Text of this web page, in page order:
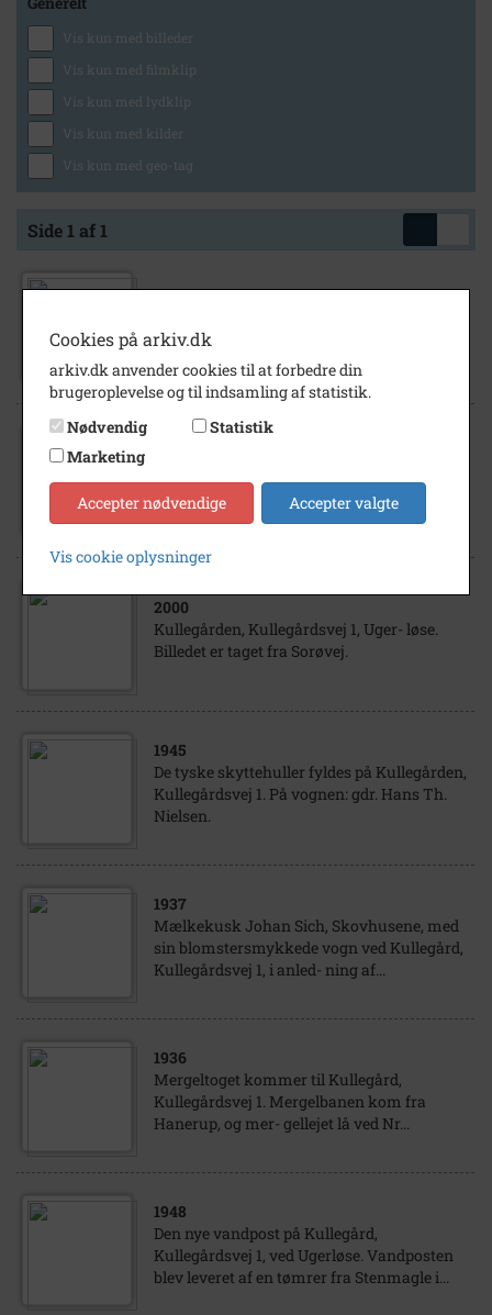
Vis kun med billeder
Vis kun med filmklip
Vis kun med lydklip
Vis kun med kilder
Vis kun med geo-tag
Side 1 af 1
Kullegården, Kullegårdsvej 1, Ugerløse.
Kullegård, Kullegårdsvej 1.
2000
Kullegården, Kullegårdsvej 1, Uger- løse.
Billedet er taget fra Sorøvej.
1945
De tyske skyttehuller fyldes på Kullegården,
Kullegårdsvej 1. På vognen: gdr. Hans Th.
Nielsen.
1937
Mælkekusk Johan Sich, Skovhusene, med
sin blomstersmykkede vogn ved Kullegård,
Kullegårdsvej 1, i anled- ning af...
1936
Mergeltoget kommer til Kullegård,
Kullegårdsvej 1. Mergelbanen kom fra
Hanerup, og mer- gellejet lå ved Nr...
1948
Den nye vandpost på Kullegård,
Kullegårdsvej 1, ved Ugerløse. Vandposten
blev leveret af en tømrer fra Stenmagle i...
Cookies på arkiv.dk
arkiv.dk anvender cookies til at forbedre din
brugeroplevelse og til indsamling af statistik.
Nødvendig
Statistik
Marketing
Accepter nødvendige Accepter valgte
Vis cookie oplysninger